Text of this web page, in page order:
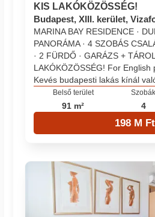
KIS LAKÓKÖZÖSSÉG!
Budapest, XIII. kerület,
MARINA BAY RESIDENCE ·
PANORÁMA · 4 SZOBÁS
· 2 FÜRDŐ · GARÁZS +
LAKÓKÖZÖSSÉG! For English
Kevés budapesti lakás kínál
Belső terület
91 m²
Szobák
4
198 M Ft